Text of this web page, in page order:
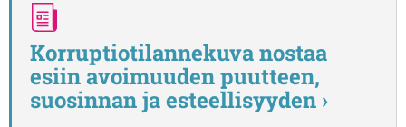
Korruptiotilannekuva nostaa
esiin avoimuuden puutteen,
suosinnan ja esteellisyyden ›